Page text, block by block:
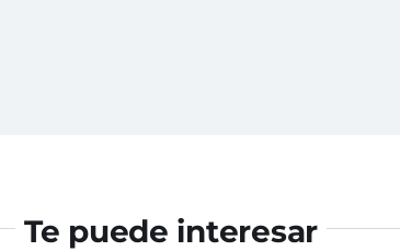
Te puede interesar